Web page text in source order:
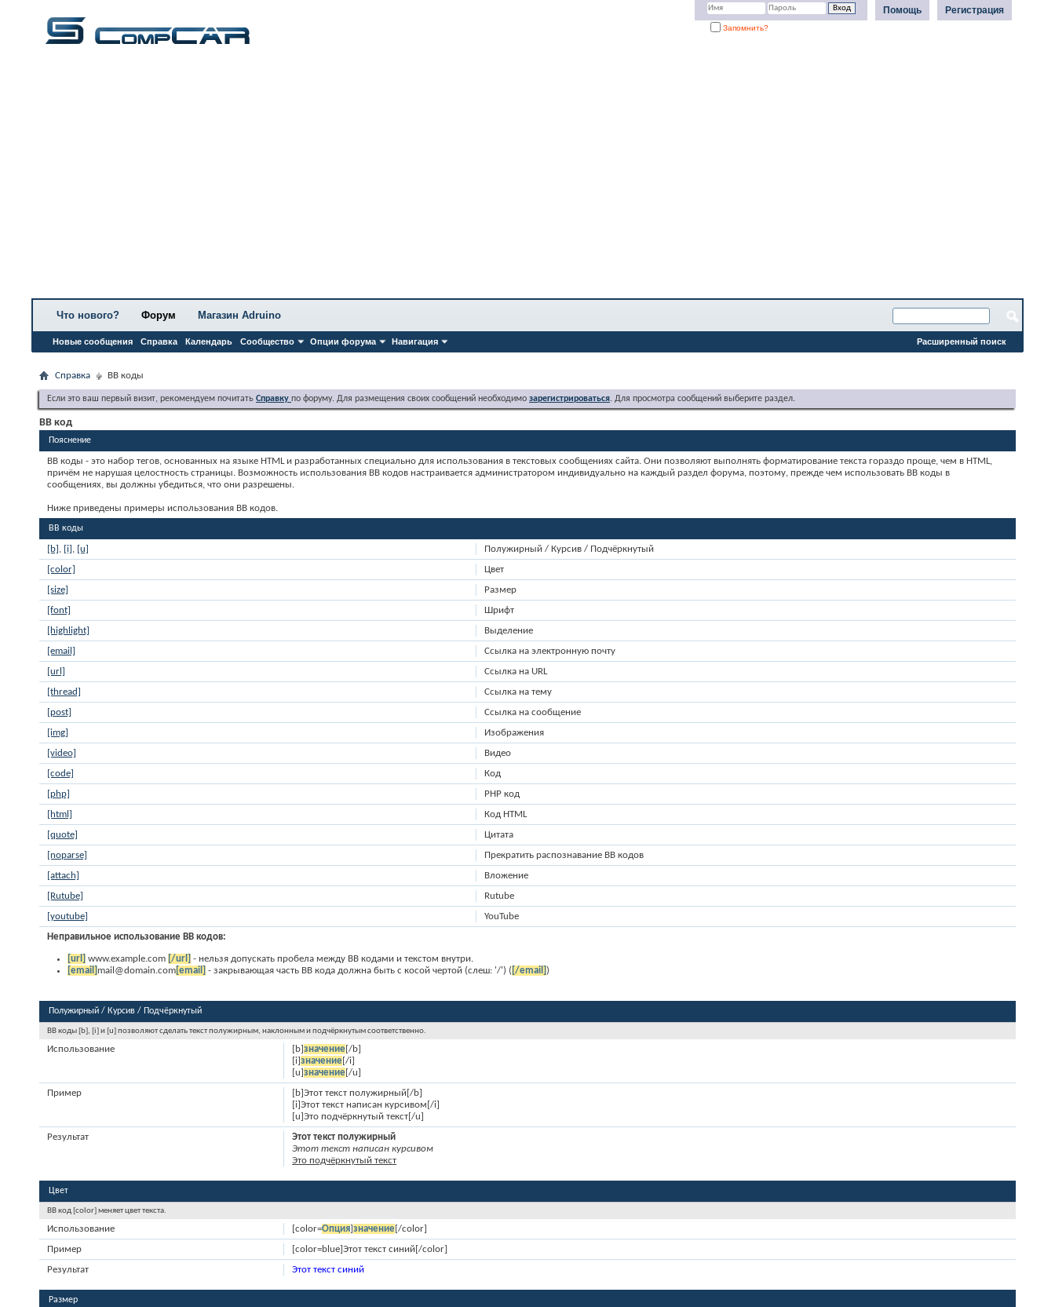
Регистрация
Помощь
Запомнить?
Что нового? Форум
Новые сообщения Справка Календарь Сообщество Опции форума Навигация
Магазин Adruino
Расширенный поиск
Справка BB коды
Если это ваш первый визит, рекомендуем почитать Справку по форуму. Для размещения своих сообщений необходимо зарегистрироваться. Для просмотра сообщений выберите раздел.
BB код
Пояснение
BB коды - это набор тегов, основанных на языке HTML и разработанных специально для использования в текстовых сообщениях сайта. Они позволяют выполнять форматирование текста гораздо проще, чем в HTML,
причём не нарушая целостность страницы. Возможность использования BB кодов настраивается администратором индивидуально на каждый раздел форума, поэтому, прежде чем использовать BB коды в
сообщениях, вы должны убедиться, что они разрешены.
Ниже приведены примеры использования BB кодов.
BB коды
Полужирный / Курсив / Подчёркнутый
[b] , [i] , [u]
Цвет
[color]
Размер
[size]
Шрифт
[font]
Выделение
[highlight]
Ссылка на электронную почту
[email]
Ссылка на URL
[url]
Ссылка на тему
[thread]
Ссылка на сообщение
[post]
Изображения
[img]
Видео
[video]
Код
[code]
PHP код
[php]
Код HTML
[html]
Цитата
[quote]
Прекратить распознавание BB кодов
[noparse]
Вложение
[attach]
Rutube
[Rutube]
YouTube
[youtube]
Неправильное использование BB кодов:
[url] www.example.com [/url] - нельзя допускать пробела между BB кодами и текстом внутри.
[email] mail@domain.com[email] - закрывающая часть BB кода должна быть с косой чертой (слеш: '/') ( [/email])
Полужирный / Курсив / Подчёркнутый
BB коды [b], [i] и [u] позволяют сделать текст полужирным, наклонным и подчёркнутым соответственно.
[b]значение[/b]
[i]значение[/i]
[u]значение[/u]
Использование
[b]Этот текст полужирный[/b]
[i]Этот текст написан курсивом[/i]
[u]Это подчёркнутый текст[/u]
Пример
Этот текст полужирный
Этот текст написан курсивом
Это подчёркнутый текст
Результат
Цвет
BB код [color] меняет цвет текста.
[color=Опция]значение[/color]
Использование
[color=blue]Этот текст синий[/color]
Пример
Этот текст синий
Результат
Размер